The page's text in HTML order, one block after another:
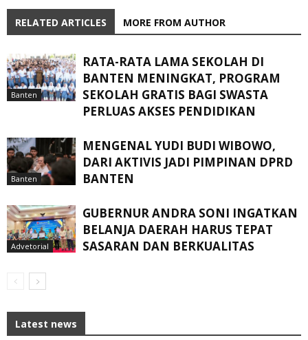
RELATED ARTICLES MORE FROM AUTHOR
Banten
RATA-RATA LAMA SEKOLAH DI
BANTEN MENINGKAT, ‎PROGRAM
SEKOLAH GRATIS BAGI SWASTA
PERLUAS AKSES PENDIDIKAN ‎ ‎
Banten
MENGENAL YUDI BUDI WIBOWO,
DARI AKTIVIS JADI PIMPINAN DPRD
BANTEN
Advetorial
GUBERNUR ANDRA SONI INGATKAN
BELANJA DAERAH HARUS TEPAT
SASARAN DAN BERKUALITAS
Latest news